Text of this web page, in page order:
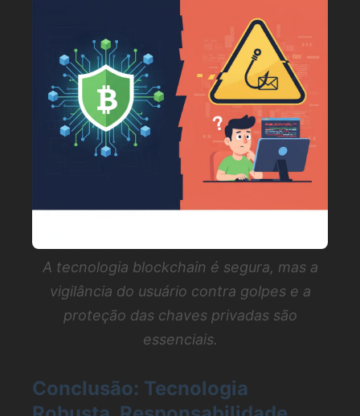
A tecnologia blockchain é segura, mas a
vigilância do usuário contra golpes e a
proteção das chaves privadas são
essenciais.
Conclusão: Tecnologia